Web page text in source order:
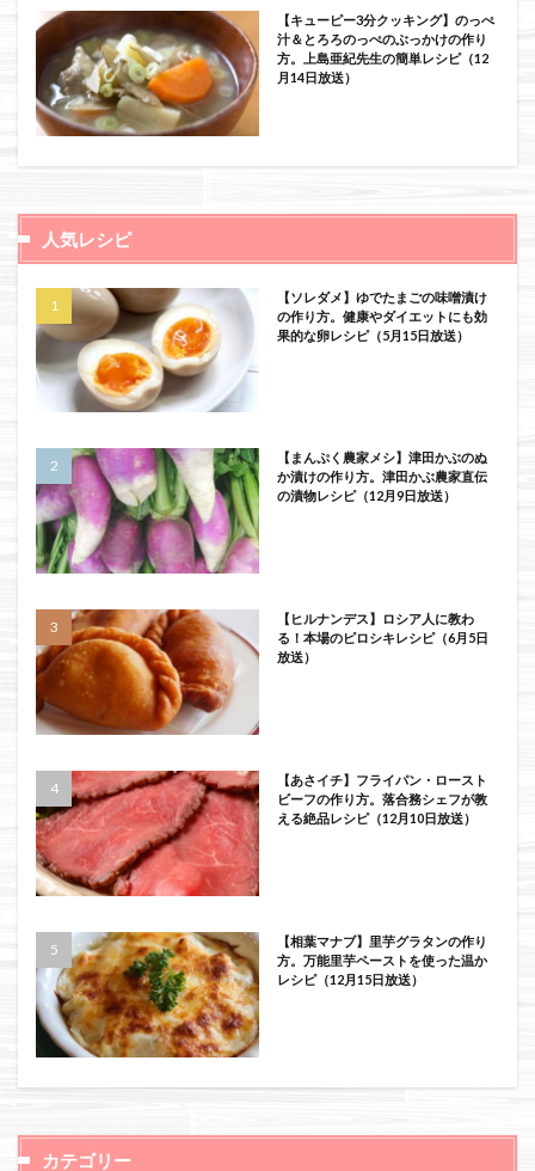
【キューピー3分クッキング】のっぺ
汁＆とろろのっぺのぶっかけの作り
方。上島亜紀先生の簡単レシピ（12
月14日放送）
人気レシピ
【ソレダメ】ゆでたまごの味噌漬け
の作り方。健康やダイエットにも効
果的な卵レシピ（5月15日放送）
【まんぷく農家メシ】津田かぶのぬ
か漬けの作り方。津田かぶ農家直伝
の漬物レシピ（12月9日放送）
【ヒルナンデス】ロシア人に教わ
る！本場のピロシキレシピ（6月5日
放送）
【あさイチ】フライパン・ロースト
ビーフの作り方。落合務シェフが教
える絶品レシピ（12月10日放送）
【相葉マナブ】里芋グラタンの作り
方。万能里芋ペーストを使った温か
レシピ（12月15日放送）
カテゴリー